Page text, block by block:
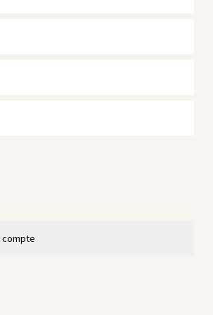
compte